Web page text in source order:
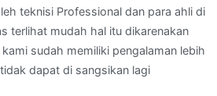
teknisi Professional dan para ahli di
terlihat mudah hal itu dikarenakan
sudah memiliki pengalaman lebih
dapat di sangsikan lagi